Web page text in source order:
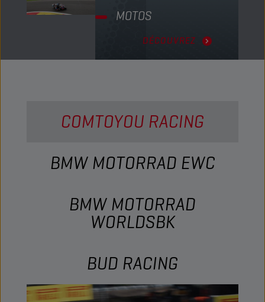
MOTOS
DÉCOUVREZ
COMTOYOU RACING
BMW MOTORRAD EWC
BMW MOTORRAD
WORLDSBK
BUD RACING